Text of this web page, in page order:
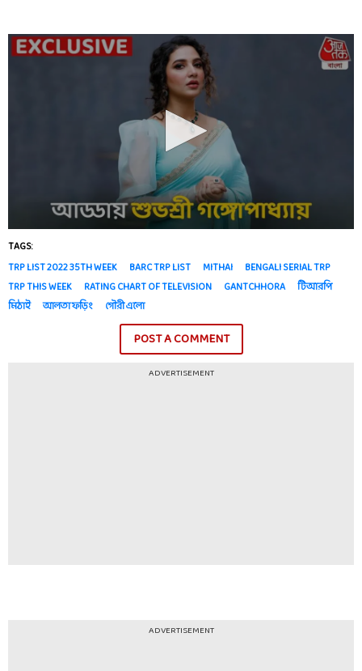
TAGS:
TRP LIST 2022 35TH WEEK
BARC TRP LIST MITHAI
BENGALI SERIAL TRP
TRP THIS WEEK
RATING CHART OF TELEVISION GANTCHHORA
টিআরপি
মিঠাই
আলতা ফড়িং গৌরী এলো
POST A COMMENT
ADVERTISEMENT
ADVERTISEMENT